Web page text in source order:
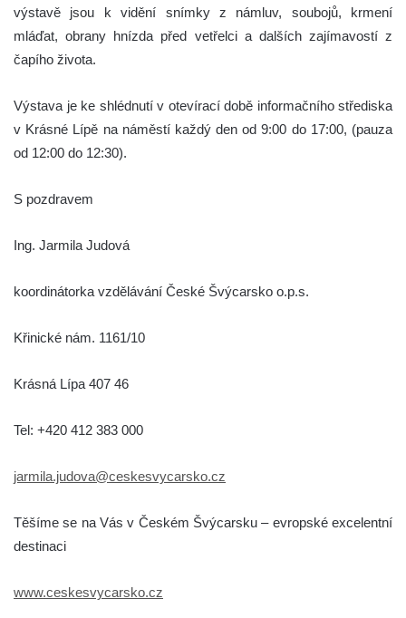
výstavě jsou k vidění snímky z námluv, soubojů, krmení
mláďat, obrany hnízda před vetřelci a dalších zajímavostí z
čapího života.
Výstava je ke shlédnutí v otevírací době informačního střediska
v Krásné Lípě na náměstí každý den od 9:00 do 17:00, (pauza
od 12:00 do 12:30).
S pozdravem
Ing. Jarmila Judová
koordinátorka vzdělávání České Švýcarsko o.p.s.
Křinické nám. 1161/10
Krásná Lípa 407 46
Tel: +420 412 383 000
jarmila.judova@ceskesvycarsko.cz
Těšíme se na Vás v Českém Švýcarsku – evropské excelentní
destinaci
www.ceskesvycarsko.cz